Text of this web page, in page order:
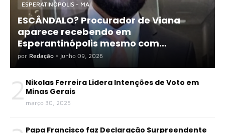
ESPERATINÓPOLIS - MA
ESCÂNDALO? Procurador de Viana
aparece recebendo em
Esperantinópolis mesmo com
exigência de dedicação exclusiva
por Redação • junho 09, 2026
2 Nikolas Ferreira Lidera Intenções de Voto em
Minas Gerais
março 30, 2025
Papa Francisco faz Declaração Surpreendente